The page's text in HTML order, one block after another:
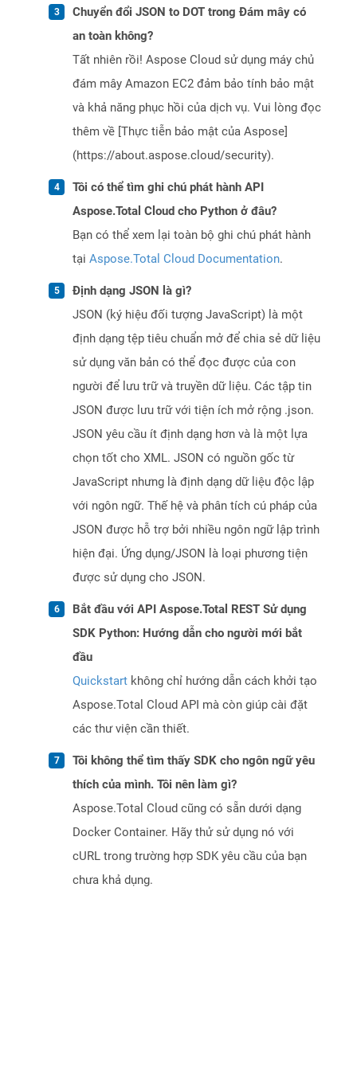
Chuyển đổi JSON to DOT trong Đám mây có
an toàn không?
Tất nhiên rồi! Aspose Cloud sử dụng máy chủ
đám mây Amazon EC2 đảm bảo tính bảo mật
và khả năng phục hồi của dịch vụ. Vui lòng đọc
thêm về [Thực tiễn bảo mật của Aspose]
(https://about.aspose.cloud/security).
Tôi có thể tìm ghi chú phát hành API
Aspose.Total Cloud cho Python ở đâu?
Bạn có thể xem lại toàn bộ ghi chú phát hành
tại Aspose.Total Cloud Documentation.
Định dạng JSON là gì?
JSON (ký hiệu đối tượng JavaScript) là một
định dạng tệp tiêu chuẩn mở để chia sẻ dữ liệu
sử dụng văn bản có thể đọc được của con
người để lưu trữ và truyền dữ liệu. Các tập tin
JSON được lưu trữ với tiện ích mở rộng .json.
JSON yêu cầu ít định dạng hơn và là một lựa
chọn tốt cho XML. JSON có nguồn gốc từ
JavaScript nhưng là định dạng dữ liệu độc lập
với ngôn ngữ. Thế hệ và phân tích cú pháp của
JSON được hỗ trợ bởi nhiều ngôn ngữ lập trình
hiện đại. Ứng dụng/JSON là loại phương tiện
được sử dụng cho JSON.
Bắt đầu với API Aspose.Total REST Sử dụng
SDK Python: Hướng dẫn cho người mới bắt
đầu
Quickstart không chỉ hướng dẫn cách khởi tạo
Aspose.Total Cloud API mà còn giúp cài đặt
các thư viện cần thiết.
Tôi không thể tìm thấy SDK cho ngôn ngữ yêu
thích của mình. Tôi nên làm gì?
Aspose.Total Cloud cũng có sẵn dưới dạng
Docker Container. Hãy thử sử dụng nó với
cURL trong trường hợp SDK yêu cầu của bạn
chưa khả dụng.